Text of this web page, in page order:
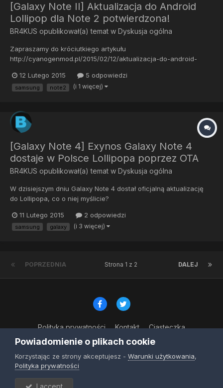
[Galaxy Note II] Aktualizacja do Android
Lollipop dla Note 2 potwierdzona!
BR4KUS opublikował(a) temat w Dyskusja ogólna
Zapraszamy do króciutkiego artykułu
http://cyanogenmod.pl/2015/02/12/aktualizacja-do-android-
12 Lutego 2015
5 odpowiedzi
samsung note2 (i 1 więcej)
[Galaxy Note 4] Exynos Galaxy Note 4
dostaje w Polsce Lollipopa poprzez OTA
BR4KUS opublikował(a) temat w Dyskusja ogólna
W dzisiejszym dniu Galaxy Note 4 dostał oficjalną aktualizację
do Lollipopa, co o niej myślicie?
dostaje-w-polsce-lollipopa-poprzez-ota/
11 Lutego 2015 2 odpowiedzi
samsung galaxy (i 3 więcej)
POPRZEDNIA DALEJ
Strona 1 z 2
Polityka prywatności Kontakt Ciasteczka
© Copyright 2023
Powered by Invision Community
Powiadomienie o plikach cookie
Korzystając ze strony akceptujesz - Warunki użytkowania,
Polityka prywatności
I accept